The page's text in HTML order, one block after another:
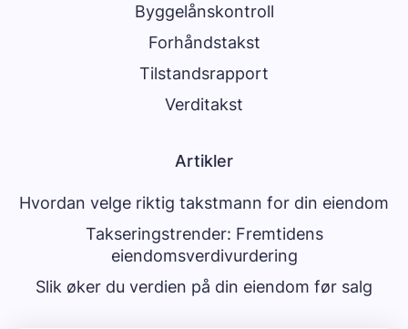
Byggelånskontroll
Forhåndstakst
Tilstandsrapport
Verditakst
Artikler
Hvordan velge riktig takstmann for din eiendom
Takseringstrender: Fremtidens
eiendomsverdivurdering
Slik øker du verdien på din eiendom før salg